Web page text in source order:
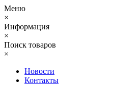
Меню
×
Информация
×
Поиск товаров
×
Новости
Контакты